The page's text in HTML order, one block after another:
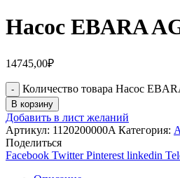
Насос EBARA
14745,00₽
Количество товара Насос
В корзину
Добавить в лист желаний
Артикул: 1120200000A Категория:
Поделиться
Facebook Twitter Pinterest linkedin